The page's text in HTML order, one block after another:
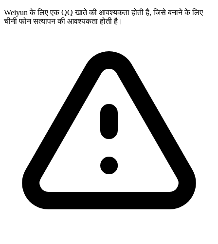
Weiyun के लिए एक QQ खाते की आवश्यकता होती है, जिसे बनाने के लिए
चीनी फोन सत्यापन की आवश्यकता होती है।